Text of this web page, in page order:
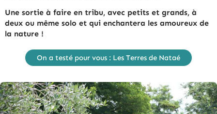
Une sortie à faire en tribu, avec petits et grands, à
deux ou même solo et qui enchantera les amoureux de
la nature !
On a testé pour vous : Les Terres de Nataé